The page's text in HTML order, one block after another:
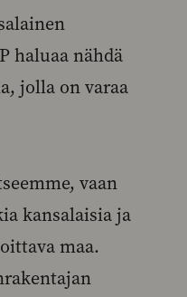
haluaa nähdä
jolla on varaa
vaan
kansalaisia ja
maa.